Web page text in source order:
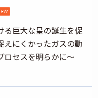
る巨大な星の誕生を促
えにくかったガスの動
ロセスを明らかに～